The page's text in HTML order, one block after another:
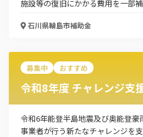
施設等の復旧にかかる費用を一部補
石川県輪島市補助金
募集中 おすすめ
令和8年度 チャレンジ支
令和6年能登半島地震及び奥能登
事業者が行う新たなチャレンジを支